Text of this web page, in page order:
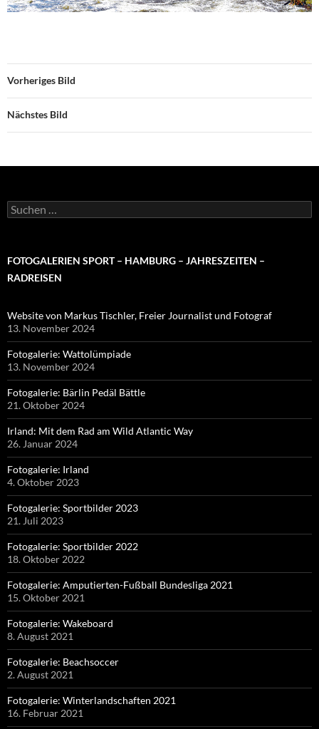
Vorheriges Bild
Nächstes Bild
Suchen
nach:
FOTOGALERIEN SPORT – HAMBURG – JAHRESZEITEN –
RADREISEN
Website von Markus Tischler, Freier Journalist und Fotograf
13. November 2024
Fotogalerie: Wattolümpiade
13. November 2024
Fotogalerie: Bärlin Pedäl Bättle
21. Oktober 2024
Irland: Mit dem Rad am Wild Atlantic Way
26. Januar 2024
Fotogalerie: Irland
4. Oktober 2023
Fotogalerie: Sportbilder 2023
21. Juli 2023
Fotogalerie: Sportbilder 2022
18. Oktober 2022
Fotogalerie: Amputierten-Fußball Bundesliga 2021
15. Oktober 2021
Fotogalerie: Wakeboard
8. August 2021
Fotogalerie: Beachsoccer
2. August 2021
Fotogalerie: Winterlandschaften 2021
16. Februar 2021